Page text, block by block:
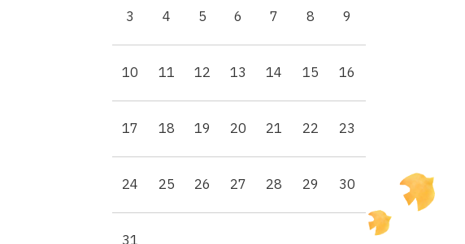
3 4 5 6 7 8 9
10 11 12 13 14 15 16
17 18 19 20 21 22 23
24 25 26 27 28 29 30